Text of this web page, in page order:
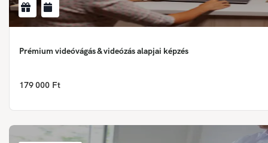
Prémium videóvágás & videózás alapjai képzés
179 000 Ft